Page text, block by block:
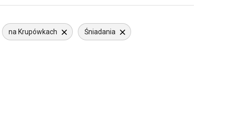
na Krupówkach Śniadania